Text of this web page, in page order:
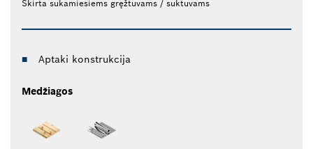
Skirta sukamiesiems gręžtuvams / suktuvams
Aptaki konstrukcija
Medžiagos